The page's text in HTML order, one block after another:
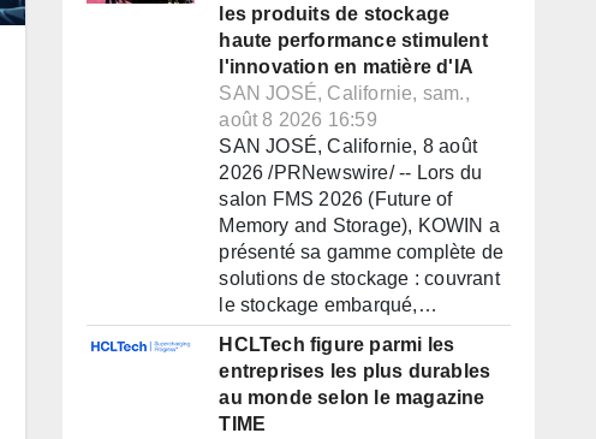
les produits de stockage
haute performance stimulent
l'innovation en matière d'IA
SAN JOSÉ, Californie, sam.,
août 8 2026 16:59
SAN JOSÉ, Californie, 8 août
2026 /PRNewswire/ -- Lors du
salon FMS 2026 (Future of
Memory and Storage), KOWIN a
présenté sa gamme complète de
solutions de stockage : couvrant
le stockage embarqué,…
HCLTech figure parmi les
entreprises les plus durables
au monde selon le magazine
TIME